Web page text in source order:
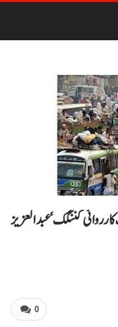
کننگک‘ عبدالعزیز
0